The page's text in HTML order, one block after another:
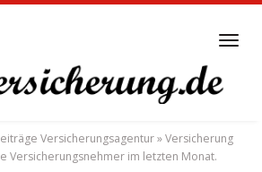
Versicherungsagentur»Versicherung
Versicherungsnehmer im letzten Monat.